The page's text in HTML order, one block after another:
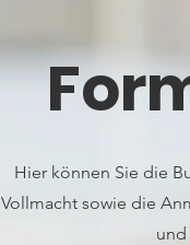
Hier können Sie die
Vollmacht sowie die
und